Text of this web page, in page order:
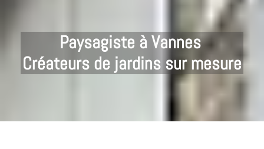
Paysagiste à Vannes
Créateurs de jardins sur mesure